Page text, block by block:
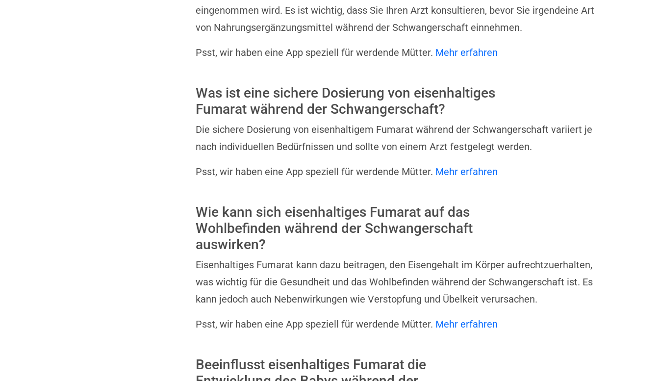
eingenommen wird. Es ist wichtig, dass Sie Ihren Arzt konsultieren, bevor Sie irgendeine Art
von Nahrungsergänzungsmittel während der Schwangerschaft einnehmen.
Psst, wir haben eine App speziell für werdende Mütter. Mehr erfahren
Was ist eine sichere Dosierung von eisenhaltiges
Fumarat während der Schwangerschaft?
Die sichere Dosierung von eisenhaltigem Fumarat während der Schwangerschaft variiert je
nach individuellen Bedürfnissen und sollte von einem Arzt festgelegt werden.
Psst, wir haben eine App speziell für werdende Mütter. Mehr erfahren
Wie kann sich eisenhaltiges Fumarat auf das
Wohlbefinden während der Schwangerschaft
auswirken?
Eisenhaltiges Fumarat kann dazu beitragen, den Eisengehalt im Körper aufrechtzuerhalten,
was wichtig für die Gesundheit und das Wohlbefinden während der Schwangerschaft ist. Es
kann jedoch auch Nebenwirkungen wie Verstopfung und Übelkeit verursachen.
Psst, wir haben eine App speziell für werdende Mütter. Mehr erfahren
Beeinflusst eisenhaltiges Fumarat die